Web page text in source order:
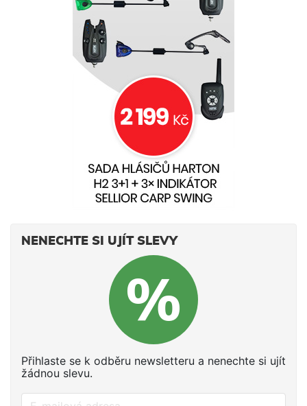
NENECHTE SI UJÍT SLEVY
Přihlaste se k odběru newsletteru a nenechte si ujít
žádnou slevu.